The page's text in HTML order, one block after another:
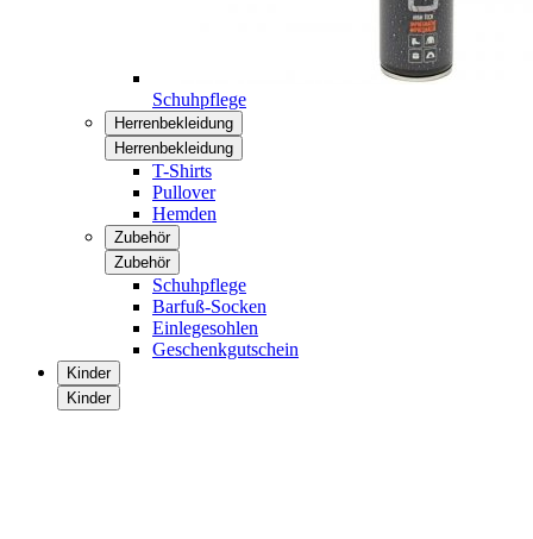
Schuhpflege
Herrenbekleidung
Herrenbekleidung
T-Shirts
Pullover
Hemden
Zubehör
Zubehör
Schuhpflege
Barfuß-Socken
Einlegesohlen
Geschenkgutschein
Kinder
Kinder